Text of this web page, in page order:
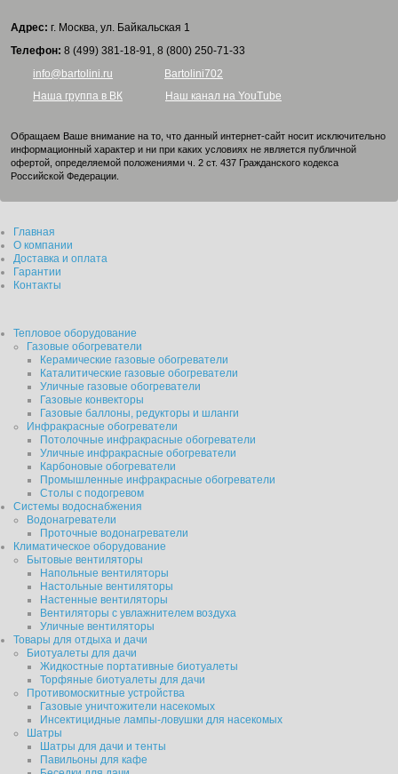
Адрес: г. Москва, ул. Байкальская 1
Телефон: 8 (499) 381-18-91, 8 (800) 250-71-33
info@bartolini.ru
Bartolini702
Наша группа в ВК
Наш канал на YouTube
Обращаем Ваше внимание на то, что данный интернет-сайт носит исключительно
информационный характер и ни при каких условиях не является публичной
офертой, определяемой положениями ч. 2 ст. 437 Гражданского кодекса
Российской Федерации.
Главная
О компании
Доставка и оплата
Гарантии
Контакты
Тепловое оборудование
Газовые обогреватели
Керамические газовые обогреватели
Каталитические газовые обогреватели
Уличные газовые обогреватели
Газовые конвекторы
Газовые баллоны, редукторы и шланги
Инфракрасные обогреватели
Потолочные инфракрасные обогреватели
Уличные инфракрасные обогреватели
Карбоновые обогреватели
Промышленные инфракрасные обогреватели
Столы с подогревом
Системы водоснабжения
Водонагреватели
Проточные водонагреватели
Климатическое оборудование
Бытовые вентиляторы
Напольные вентиляторы
Настольные вентиляторы
Настенные вентиляторы
Вентиляторы с увлажнителем воздуха
Уличные вентиляторы
Товары для отдыха и дачи
Биотуалеты для дачи
Жидкостные портативные биотуалеты
Торфяные биотуалеты для дачи
Противомоскитные устройства
Газовые уничтожители насекомых
Инсектицидные лампы-ловушки для насекомых
Шатры
Шатры для дачи и тенты
Павильоны для кафе